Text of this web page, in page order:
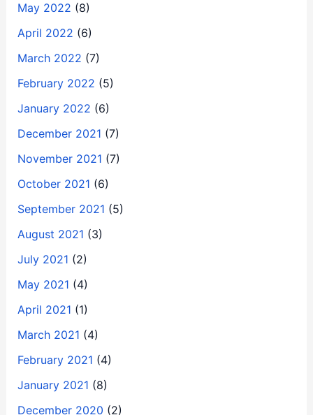
May 2022 (8)
April 2022 (6)
March 2022 (7)
February 2022 (5)
January 2022 (6)
December 2021 (7)
November 2021 (7)
October 2021 (6)
September 2021 (5)
August 2021 (3)
July 2021 (2)
May 2021 (4)
April 2021 (1)
March 2021 (4)
February 2021 (4)
January 2021 (8)
December 2020 (2)